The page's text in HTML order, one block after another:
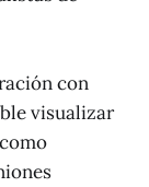
con
visualizar